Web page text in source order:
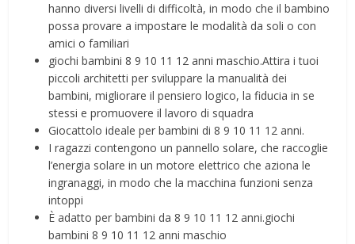
hanno diversi livelli di difficoltà, in modo che il bambino
possa provare a impostare le modalità da soli o con
amici o familiari
giochi bambini 8 9 10 11 12 anni maschio.Attira i tuoi
piccoli architetti per sviluppare la manualità dei
bambini, migliorare il pensiero logico, la fiducia in se
stessi e promuovere il lavoro di squadra
Giocattolo ideale per bambini di 8 9 10 11 12 anni.
I ragazzi contengono un pannello solare, che raccoglie
l’energia solare in un motore elettrico che aziona le
ingranaggi, in modo che la macchina funzioni senza
intoppi
È adatto per bambini da 8 9 10 11 12 anni.giochi
bambini 8 9 10 11 12 anni maschio